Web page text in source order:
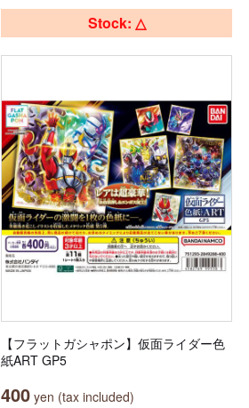
Stock: △
【フラットガシャポン】仮面ライダー色
紙ART GP5
400 yen (tax included)